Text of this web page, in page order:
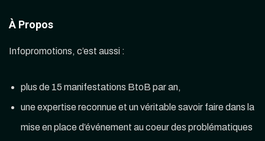
À Propos
Infopromotions, c’est aussi :
plus de 15 manifestations BtoB par an,
une expertise reconnue et un véritable savoir faire dans la
mise en place d’événement au coeur des problématiques